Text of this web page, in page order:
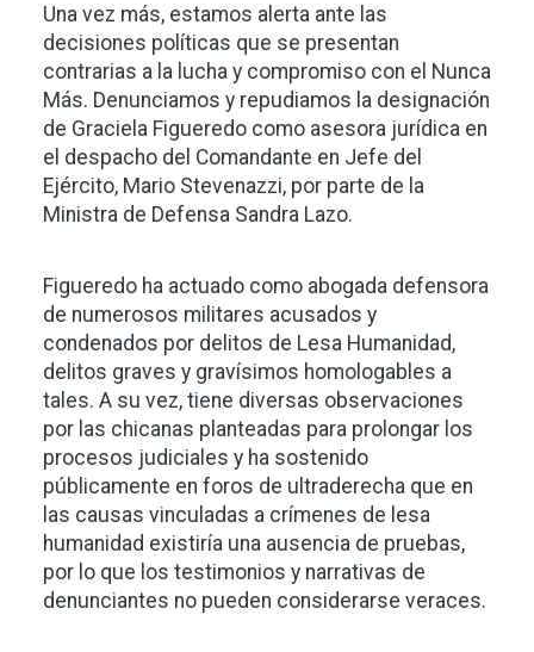
Una vez más, estamos alerta ante las
decisiones políticas que se presentan
contrarias a la lucha y compromiso con el Nunca
Más. Denunciamos y repudiamos la designación
de Graciela Figueredo como asesora jurídica en
el despacho del Comandante en Jefe del
Ejército, Mario Stevenazzi, por parte de la
Ministra de Defensa Sandra Lazo.
Figueredo ha actuado como abogada defensora
de numerosos militares acusados y
condenados por delitos de Lesa Humanidad,
delitos graves y gravísimos homologables a
tales. A su vez, tiene diversas observaciones
por las chicanas planteadas para prolongar los
procesos judiciales y ha sostenido
públicamente en foros de ultraderecha que en
las causas vinculadas a crímenes de lesa
humanidad existiría una ausencia de pruebas,
por lo que los testimonios y narrativas de
denunciantes no pueden considerarse veraces.